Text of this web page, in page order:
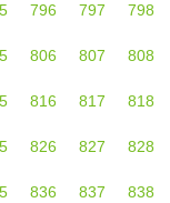
796 797 798
806 807 808
816 817 818
826 827 828
836 837 838